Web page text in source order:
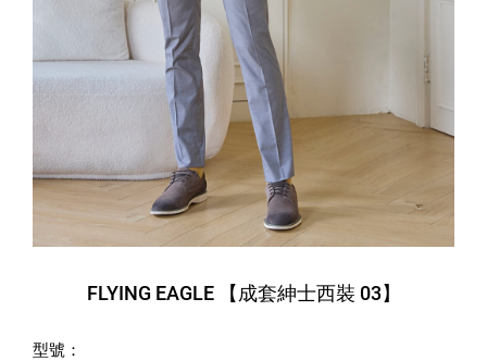
FLYING EAGLE 【成套紳士西裝 03】
型號：